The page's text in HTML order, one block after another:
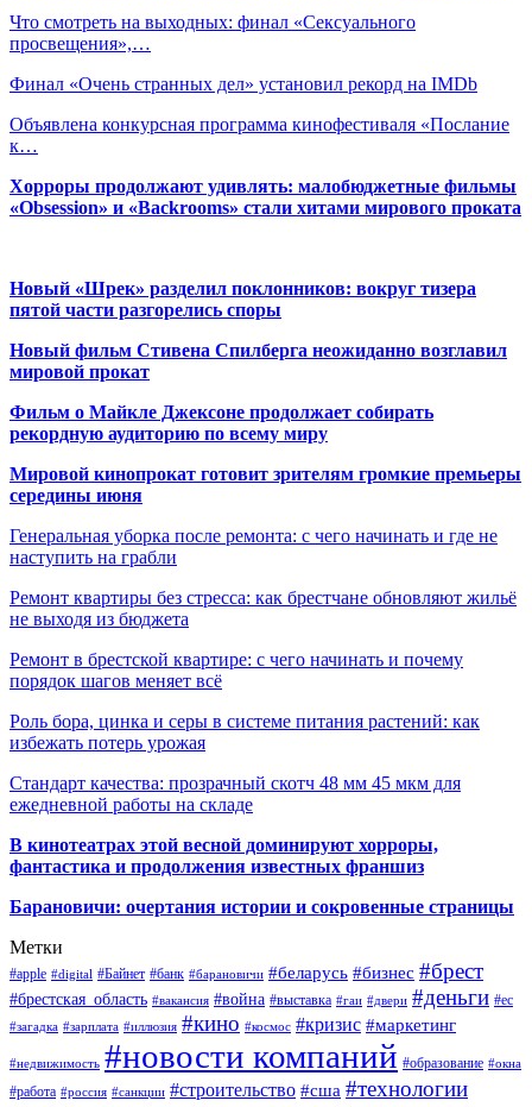
Что смотреть на выходных: финал «Сексуального
просвещения»,…
Финал «Очень странных дел» установил рекорд на IMDb
Объявлена конкурсная программа кинофестиваля «Послание
к…
Хорроры продолжают удивлять: малобюджетные фильмы
«Obsession» и «Backrooms» стали хитами мирового проката
Новый «Шрек» разделил поклонников: вокруг тизера
пятой части разгорелись споры
Новый фильм Стивена Спилберга неожиданно возглавил
мировой прокат
Фильм о Майкле Джексоне продолжает собирать
рекордную аудиторию по всему миру
Мировой кинопрокат готовит зрителям громкие премьеры
середины июня
Генеральная уборка после ремонта: с чего начинать и где не
наступить на грабли
Ремонт квартиры без стресса: как брестчане обновляют жильё
не выходя из бюджета
Ремонт в брестской квартире: с чего начинать и почему
порядок шагов меняет всё
Роль бора, цинка и серы в системе питания растений: как
избежать потерь урожая
Стандарт качества: прозрачный скотч 48 мм 45 мкм для
ежедневной работы на складе
В кинотеатрах этой весной доминируют хорроры,
фантастика и продолжения известных франшиз
Барановичи: очертания истории и сокровенные страницы
Метки
#apple #digital #Байнет #банк #барановичи #беларусь #бизнес #брест
#брестская_область #вакансия #война #выставка #гаи #двери #деньги #ес
#загадка #зарплата #иллюзия #кино #космос #кризис #маркетинг
#недвижимость #новости компаний #образование #окна
#работа #россия #санкции #строительство #сша #технологии